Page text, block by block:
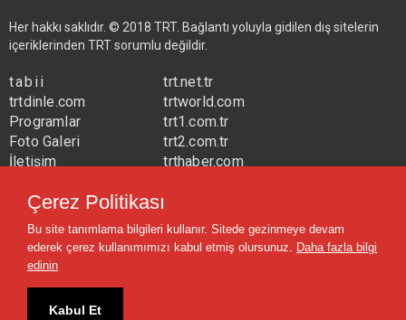
Her hakkı saklıdır. © 2018 TRT. Bağlantı yoluyla gidilen dış sitelerin
içeriklerinden TRT sorumlu değildir.
tabii
trtdinle.com
Programlar
Foto Galeri
İletişim
trt.net.tr
trtworld.com
trt1.com.tr
trt2.com.tr
trthaber.com
trtavaz.com.tr
trtmuzik.net.tr
trtcocuk.net.tr
Çerez Politikası
Bu site tanımlama bilgileri kullanır. Sitede gezinmeye devam
ederek çerez kullanımımızı kabul etmiş olursunuz. Daha fazla bilgi
edinin
Kabul Et